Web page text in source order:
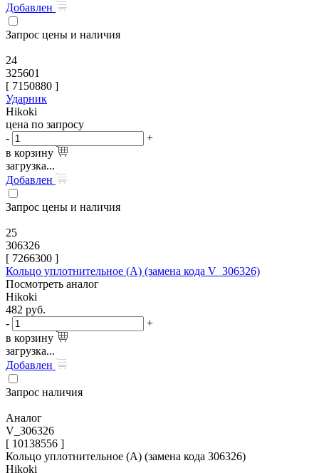
Добавлен
Запрос цены и наличия
24
325601
[ 7150880 ]
Ударник
Hikoki
цена по запросу
-
+
в корзину
загрузка...
Добавлен
Запрос цены и наличия
25
306326
[ 7266300 ]
Кольцо уплотнительное (А) (замена кода V_306326)
Посмотреть аналог
Hikoki
482 руб.
-
+
в корзину
загрузка...
Добавлен
Запрос наличия
Аналог
V_306326
[ 10138556 ]
Кольцо уплотнительное (А) (замена кода 306326)
Hikoki